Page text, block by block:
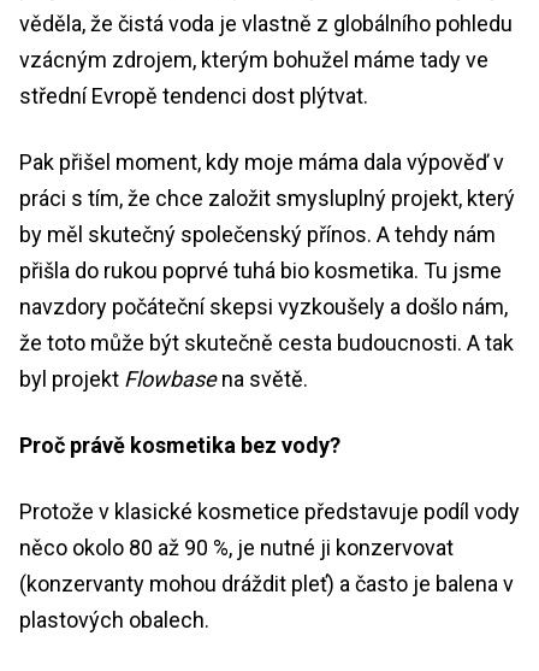
věděla, že čistá voda je vlastně z globálního pohledu
vzácným zdrojem, kterým bohužel máme tady ve
střední Evropě tendenci dost plýtvat.
Pak přišel moment, kdy moje máma dala výpověď v
práci s tím, že chce založit smysluplný projekt, který
by měl skutečný společenský přínos. A tehdy nám
přišla do rukou poprvé tuhá bio kosmetika. Tu jsme
navzdory počáteční skepsi vyzkoušely a došlo nám,
že toto může být skutečně cesta budoucnosti. A tak
byl projekt Flowbasena světě.
Proč právě kosmetika bez vody?
Protože v klasické kosmetice představuje podíl vody
něco okolo 80 až 90 %, je nutné ji konzervovat
(konzervanty mohou dráždit pleť) a často je balena v
plastových obalech.